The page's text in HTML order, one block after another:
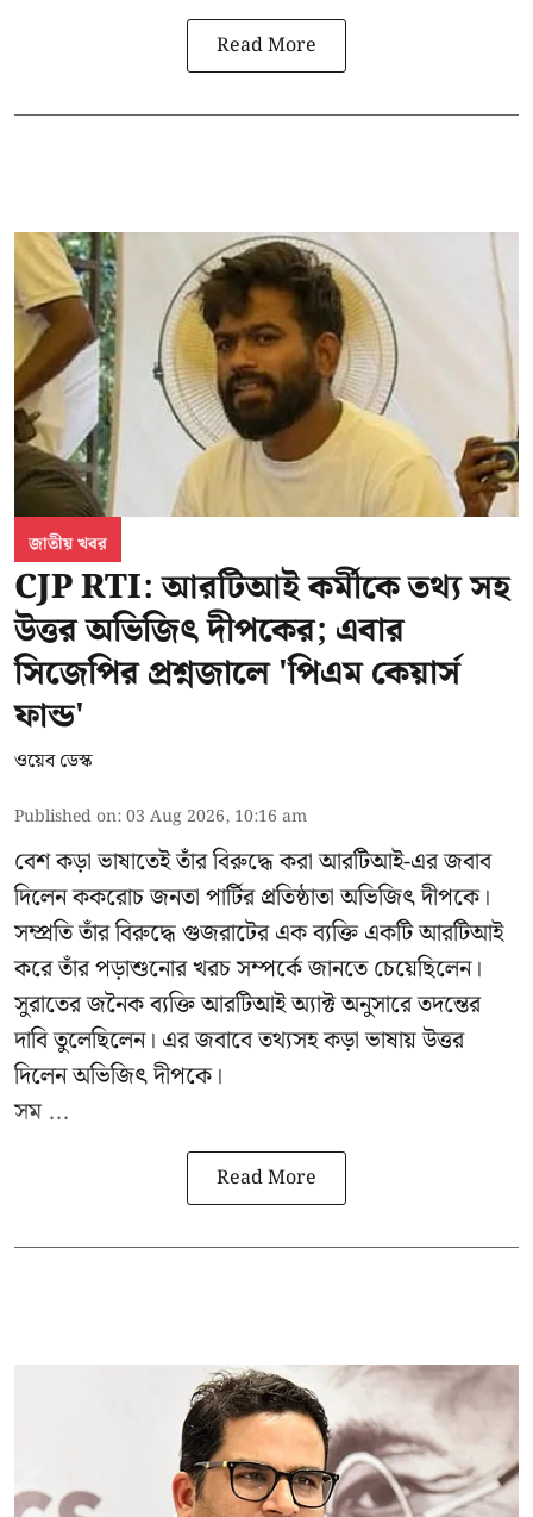
Read More
জাতীয় খবর
CJP RTI: আরটিআই কর্মীকে তথ্য সহ
উত্তর অভিজিৎ দীপকের; এবার
সিজেপির প্রশ্নজালে 'পিএম কেয়ার্স
ফান্ড'
ওয়েব ডেস্ক
Published on:03 Aug 2026, 10:16 am
বেশ কড়া ভাষাতেই তাঁর বিরুদ্ধে করা আরটিআই-এর জবাব
দিলেন ককরোচ জনতা পার্টির প্রতিষ্ঠাতাঅভিজিৎ দীপকে।
সম্প্রতি তাঁর বিরুদ্ধে গুজরাটের এক ব্যক্তি একটি আরটিআই
করে তাঁর পড়াশুনোর খরচ সম্পর্কে জানতে চেয়েছিলেন।
সুরাতের জনৈক ব্যক্তি আরটিআই অ্যাক্ট অনুসারে তদন্তের
দাবি তুলেছিলেন। এর জবাবে তথ্যসহ কড়া ভাষায় উত্তর
দিলেন অভিজিৎ দীপকে।
সম ...
Read More